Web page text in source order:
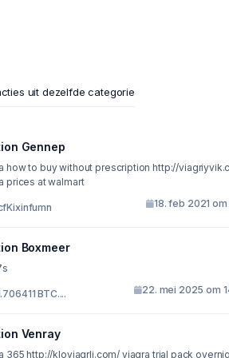
uit dezelfde categorie
Gennep
how to buy without prescription http://
prices at walmart
18. feb 2021 om
Boxmeer
BTC.... 22. mei 2025 om
Venray
viagra 365 http://kloviagrli.com/ viagra